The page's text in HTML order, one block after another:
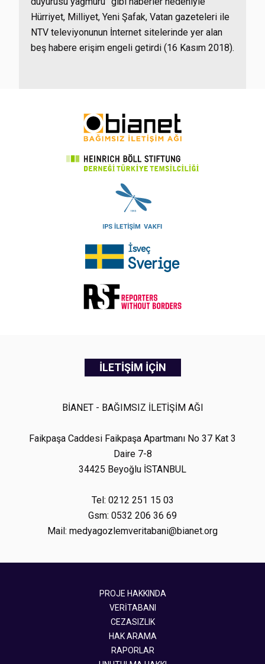
Hürriyet, Milliyet, Yeni Şafak, Vatan gazeteleri ile
NTV televiyonunun İnternet sitelerinde yer alan
beş habere erişim engeli getirdi (16 Kasım 2018).
İLETİŞİM İÇİN
BİANET - BAĞIMSIZ İLETİŞİM AĞI
Faikpaşa Caddesi Faikpaşa Apartmanı No 37 Kat 3
Daire 7-8
34425 Beyoğlu İSTANBUL
Tel: 0212 251 15 03
Gsm: 0532 206 36 69
Mail: medyagozlemveritabani@bianet.org
PROJE HAKKINDA
VERİTABANI
CEZASIZLIK
HAK ARAMA
RAPORLAR